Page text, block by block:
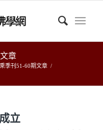
章
季刊51-60期文章 /
立